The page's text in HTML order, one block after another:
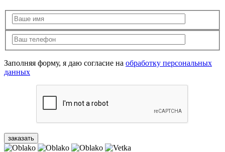
Заполняя форму, я даю согласие на обработку персональных
данных